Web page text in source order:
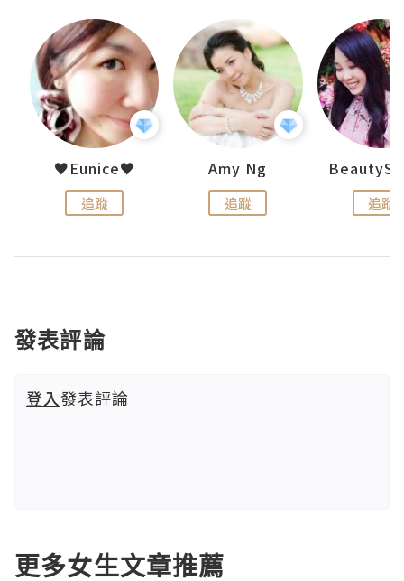
♥Eunice♥
追蹤
Amy Ng
追蹤 追蹤
發表評論
登入發表評論
更多女生文章推薦